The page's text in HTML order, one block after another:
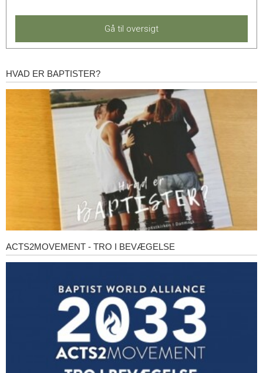
Gå til oversigt
Hvad
HVAD ER BAPTISTER?
Acts2Movement
ACTS2MOVEMENT - TRO I BEVÆGELSE